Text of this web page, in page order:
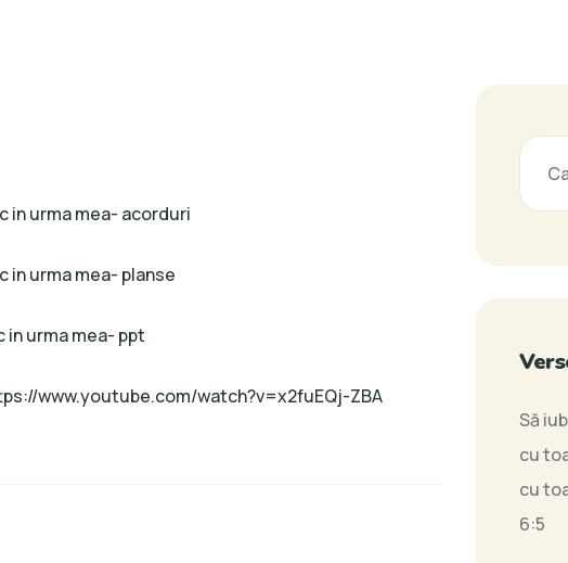
in urma mea- acorduri
in urma mea- planse
in urma mea- ppt
www.youtube.com/watch?v=x2fuEQj-ZBA
Să
cu
cu
6:5